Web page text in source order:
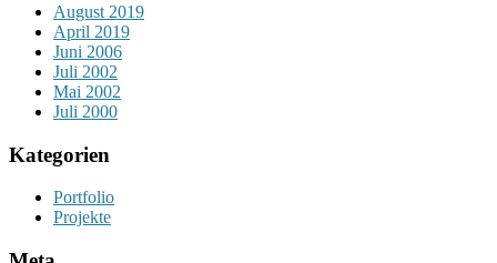
August 2019
April 2019
Juni 2006
Juli 2002
Mai 2002
Juli 2000
Kategorien
Portfolio
Projekte